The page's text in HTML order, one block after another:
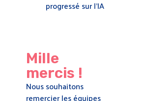
progressé sur l’IA
Mille
mercis !
Nous souhaitons
remercier les équipes